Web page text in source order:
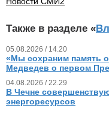
Также в разделе «
05.08.2026 / 14.20
«Мы сохраним память
Медведев о первом
04.08.2026 / 22.29
В Чечне
энергоресурсов